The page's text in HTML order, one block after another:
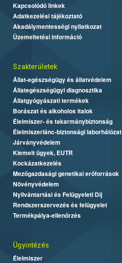
Kapcsolódó linkek
Adatkezelési tájékoztató
Akadálymentességi nyilatkozat
Üzemeltetési információ
Szakterületek
Állat-egészségügy és állatvédelem
Állategészségügyi diagnosztika
Állatgyógyászati termékek
Borászat és alkoholos italok
Élelmiszer- és takarmánybiztonság
Élelmiszerlánc-biztonsági laborhálózat
Járványvédelem
Kiemelt ügyek, EUTR
Kockázatkezelés
Mezőgazdasági genetikai erőforrások
Növényvédelem
Nyilvántartási és Felügyeleti Díj
Rendszerszervezés és felügyelet
Termékpálya-ellenőrzés
Ügyintézés
Élelmiszer